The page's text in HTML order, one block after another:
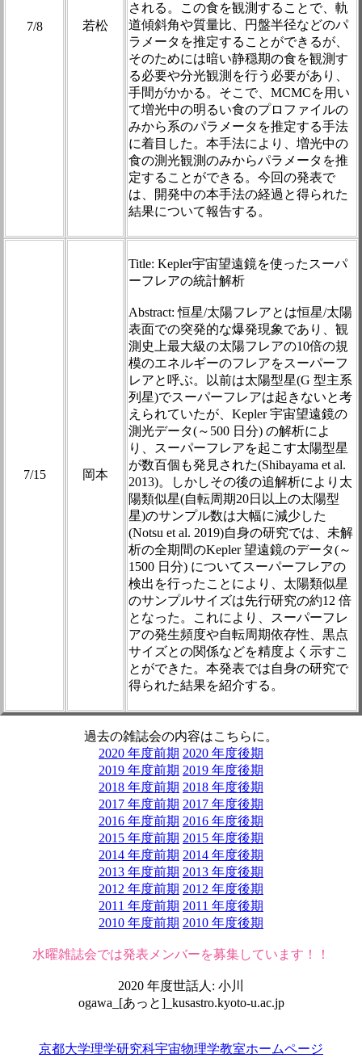
7/8 若松
される。この食を観測することで、軌
道傾斜角や質量比、円盤半径などのパ
ラメータを推定することができるが、
そのためには暗い静穏期の食を観測す
る必要や分光観測を行う必要があり、
手間がかかる。そこで、MCMCを用い
て増光中の明るい食のプロファイルの
みから系のパラメータを推定する手法
に着目した。本手法により、増光中の
食の測光観測のみからパラメータを推
定することができる。今回の発表で
は、開発中の本手法の経過と得られた
結果について報告する。
7/15 岡本
Title: Kepler宇宙望遠鏡を使ったスーパ
ーフレアの統計解析
Abstract: 恒星/太陽フレアとは恒星/太陽
表面での突発的な爆発現象であり、観
測史上最大級の太陽フレアの10倍の規
模のエネルギーのフレアをスーパーフ
レアと呼ぶ。以前は太陽型星(G 型主系
列星)でスーパーフレアは起きないと考
えられていたが、Kepler 宇宙望遠鏡の
測光データ(～500 日分) の解析によ
り、スーパーフレアを起こす太陽型星
が数百個も発見された(Shibayama et al.
2013)。しかしその後の追解析により太
陽類似星(自転周期20日以上の太陽型
星)のサンプル数は大幅に減少した
(Notsu et al. 2019)自身の研究では、未解
析の全期間のKepler 望遠鏡のデータ(～
1500 日分) についてスーパーフレアの
検出を行ったことにより、太陽類似星
のサンプルサイズは先行研究の約12 倍
となった。これにより、スーパーフレ
アの発生頻度や自転周期依存性、黒点
サイズとの関係などを精度よく示すこ
とができた。本発表では自身の研究で
得られた結果を紹介する。
過去の雑誌会の内容はこちらに。
2020 年度前期 2020 年度後期
2019 年度前期 2019 年度後期
2018 年度前期 2018 年度後期
2017 年度前期 2017 年度後期
2016 年度前期 2016 年度後期
2015 年度前期 2015 年度後期
2014 年度前期 2014 年度後期
2013 年度前期 2013 年度後期
2012 年度前期 2012 年度後期
2011 年度前期 2011 年度後期
2010 年度前期 2010 年度後期
水曜雑誌会では発表メンバーを募集しています！！
2020 年度世話人: 小川
ogawa_[あっと]_kusastro.kyoto-u.ac.jp
京都大学理学研究科宇宙物理学教室ホームページ